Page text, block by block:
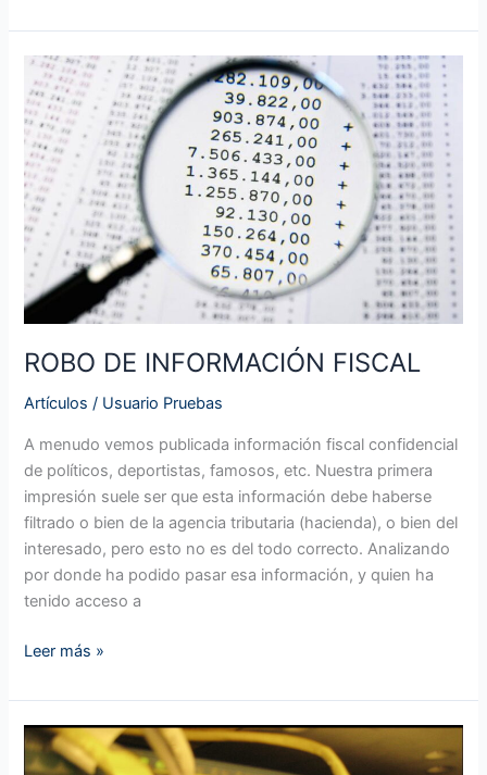
ROBO DE INFORMACIÓN FISCAL
Artículos / Usuario Pruebas
A menudo vemos publicada información fiscal confidencial
de políticos, deportistas, famosos, etc. Nuestra primera
impresión suele ser que esta información debe haberse
filtrado o bien de la agencia tributaria (hacienda), o bien del
interesado, pero esto no es del todo correcto. Analizando
por donde ha podido pasar esa información, y quien ha
tenido acceso a
ROBO
DE
INFORMACIÓN
FISCAL
Leer más »
¿QUIERE
DAR